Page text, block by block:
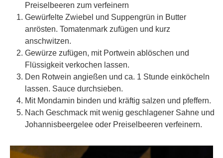
Preiselbeeren zum verfeinern
Gewürfelte Zwiebel und Suppengrün in Butter
anrösten. Tomatenmark zufügen und kurz
anschwitzen.
Gewürze zufügen, mit Portwein ablöschen und
Flüssigkeit verkochen lassen.
Den Rotwein angießen und ca. 1 Stunde einköcheln
lassen. Sauce durchsieben.
Mit Mondamin binden und kräftig salzen und pfeffern.
Nach Geschmack mit wenig geschlagener Sahne und
Johannisbeergelee oder Preiselbeeren verfeinern.